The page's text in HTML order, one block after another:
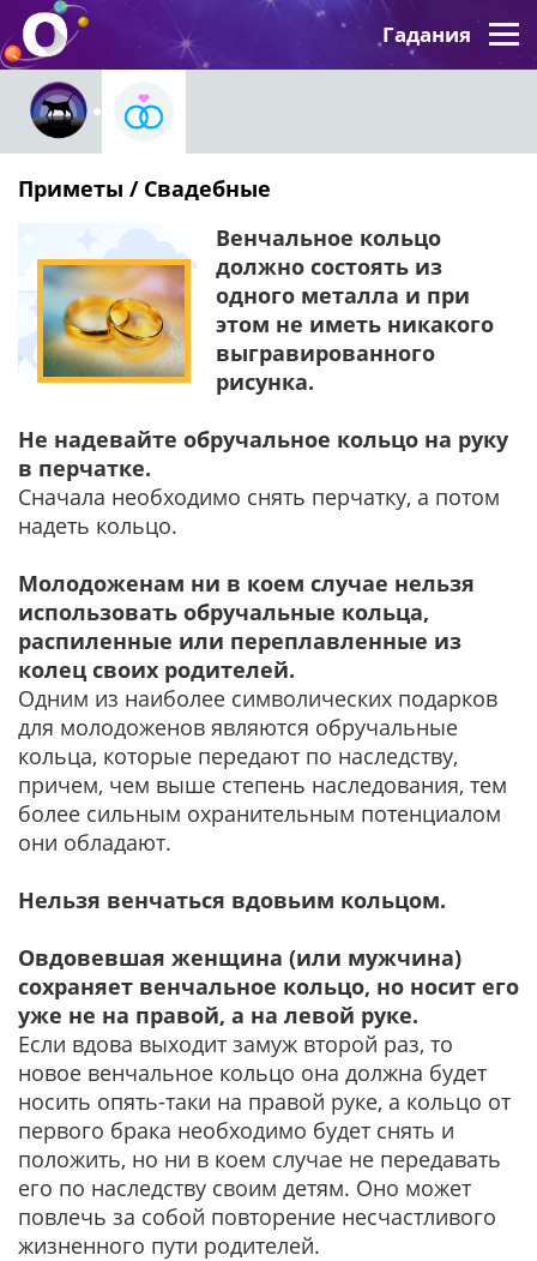
Гадания
Приметы / Свадебные
Венчальное кольцо
должно состоять из
одного металла и при
этом не иметь никакого
выгравированного
рисунка.
Не надевайте обручальное кольцо на руку
в перчатке.
Сначала необходимо снять перчатку, а потом
надеть кольцо.
Молодоженам ни в коем случае нельзя
использовать обручальные кольца,
распиленные или переплавленные из
колец своих родителей.
Одним из наиболее символических подарков
для молодоженов являются обручальные
кольца, которые передают по наследству,
причем, чем выше степень наследования, тем
более сильным охранительным потенциалом
они обладают.
Нельзя венчаться вдовьим кольцом.
Овдовевшая женщина (или мужчина)
сохраняет венчальное кольцо, но носит его
уже не на правой, а на левой руке.
Если вдова выходит замуж второй раз, то
новое венчальное кольцо она должна будет
носить опять-таки на правой руке, а кольцо от
первого брака необходимо будет снять и
положить, но ни в коем случае не передавать
его по наследству своим детям. Оно может
повлечь за собой повторение несчастливого
жизненного пути родителей.